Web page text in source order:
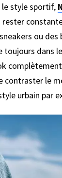
le style sportif,
sneakers ou
toujours dans
contraster le
urbain par